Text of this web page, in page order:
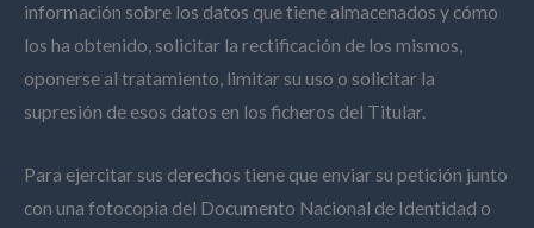
información sobre los datos que tiene almacenados y cómo
los ha obtenido, solicitar la rectificación de los mismos,
oponerse al tratamiento, limitar su uso o solicitar la
supresión de esos datos en los ficheros del Titular.
Para ejercitar sus derechos tiene que enviar su petición junto
con una fotocopia del Documento Nacional de Identidad o